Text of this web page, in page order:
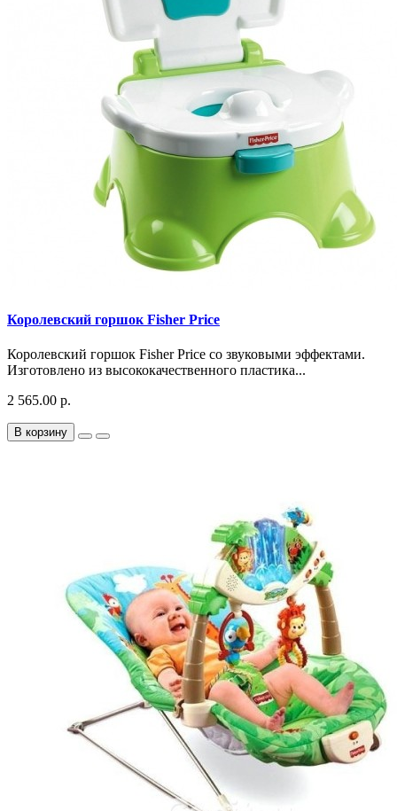
Королевский горшок Fisher Price
Королевский горшок Fisher Price со звуковыми эффектами.
Изготовлено из высококачественного пластика...
2 565.00 р.
В корзину